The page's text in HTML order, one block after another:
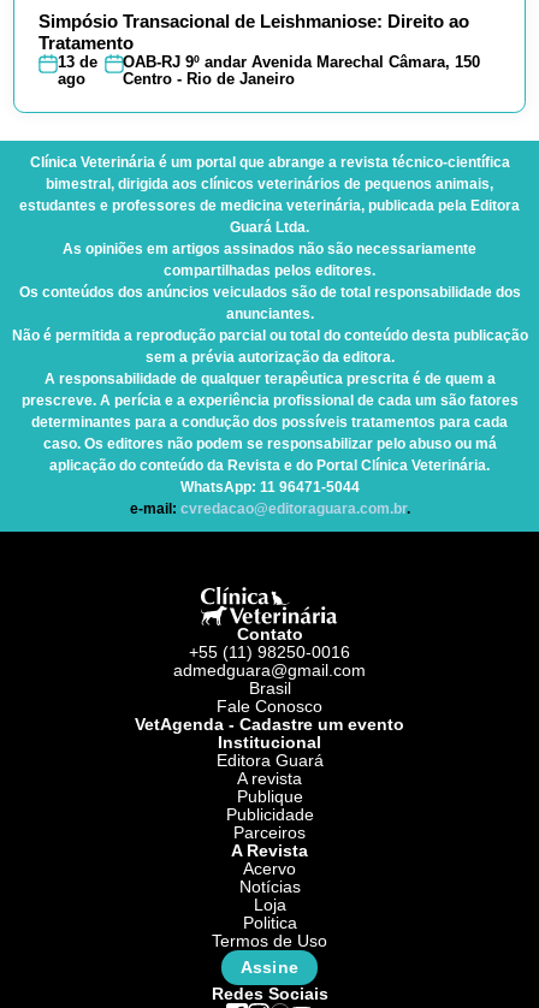
Simpósio Transacional de Leishmaniose: Direito ao
Tratamento
13 de
ago
OAB-RJ 9º andar Avenida Marechal Câmara, 150
Centro - Rio de Janeiro
Clínica Veterináriaé um portal que abrange a revista técnico-científica
bimestral, dirigida aos clínicos veterinários de pequenos animais,
estudantes e professores de medicina veterinária, publicada pela Editora
Guará Ltda.
As opiniões em artigos assinados não são necessariamente
compartilhadas pelos editores.
Os conteúdos dos anúncios veiculados são de total responsabilidade dos
anunciantes.
Não é permitida a reprodução parcial ou total do conteúdo desta publicação
sem a prévia autorização da editora.
A responsabilidade de qualquer terapêutica prescrita é de quem a
prescreve. A perícia e a experiência profissional de cada um são fatores
determinantes para a condução dos possíveis tratamentos para cada
caso. Os editores não podem se responsabilizar pelo abuso ou má
aplicação do conteúdo da Revista e do Portal Clínica Veterinária.
WhatsApp: 11 96471-5044
e-mail: cvredacao@editoraguara.com.br.
Contato
+55 (11) 98250-0016
admedguara@gmail.com
Brasil
Fale Conosco
VetAgenda - Cadastre um evento
Institucional
Editora Guará
A revista
Publique
Publicidade
Parceiros
A Revista
Acervo
Notícias
Loja
Politica
Termos de Uso
Assine
Redes Sociais